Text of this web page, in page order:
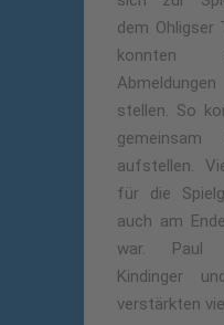
dem Ohligser
konnten
stellen. So
aufstellen.
für die
auch am
war. Paul
Kindinger
verstärkten